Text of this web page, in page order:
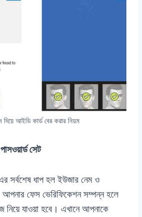
দিয়ে আইডি কার্ড বের করার নিয়ম
সেট
এর সর্বশেষ ধাপ হল ইউজার নেম ও
আপনার ফেস ভেরিফিকেশন সম্পন্ন হলে
নিয়ে যাওয়া হবে। এখানে আপনাকে